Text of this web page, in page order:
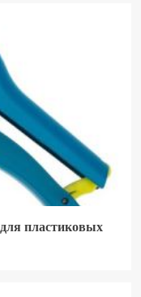
пластиковых